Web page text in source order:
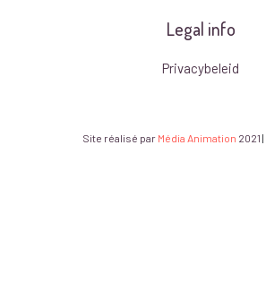
Legal info
Privacybeleid
Site réalisé par Média Animation 2021 |